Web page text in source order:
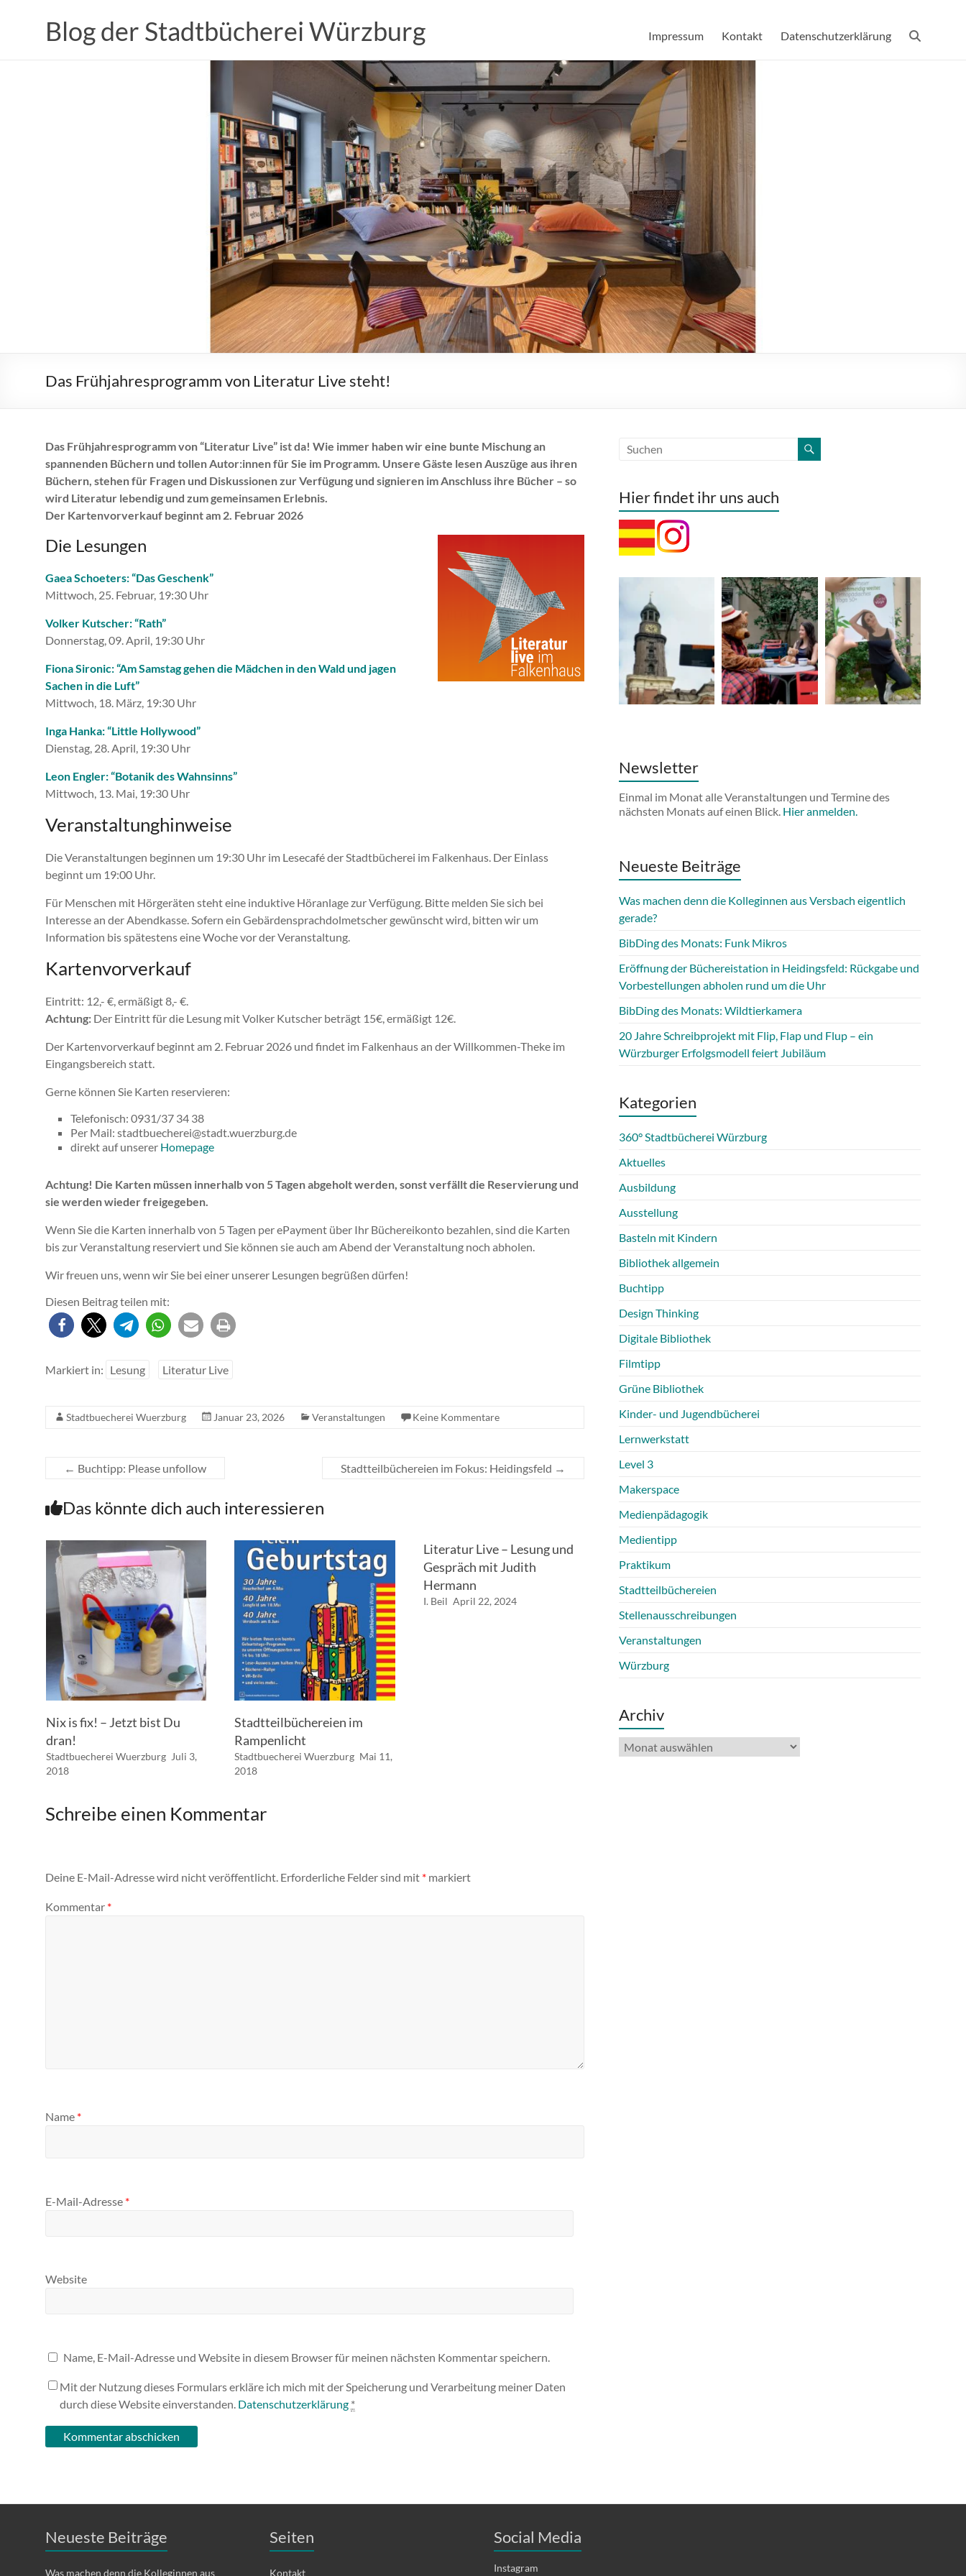
Blog der Stadtbücherei Würzburg Impressum Kontakt Datenschutzerklärung
Das Frühjahresprogramm von Literatur Live steht!
Das Frühjahresprogramm von “Literatur Live” ist da! Wie immer haben wir eine bunte Mischung an
spannenden Büchern und tollen Autor:innen für Sie im Programm. Unsere Gäste lesen Auszüge aus ihren
Büchern, stehen für Fragen und Diskussionen zur Verfügung und signieren im Anschluss ihre Bücher – so
wird Literatur lebendig und zum gemeinsamen Erlebnis.
Der Kartenvorverkauf beginnt am 2. Februar 2026
Die Lesungen
Gaea Schoeters: “Das Geschenk”
Mittwoch, 25. Februar, 19:30 Uhr
Volker Kutscher: “Rath”
Donnerstag, 09. April, 19:30 Uhr
Fiona Sironic: “Am Samstag gehen die Mädchen in den Wald und jagen
Sachen in die Luft”
Mittwoch, 18. März, 19:30 Uhr
Inga Hanka: “Little Hollywood”
Dienstag, 28. April, 19:30 Uhr
Leon Engler: “Botanik des Wahnsinns”
Mittwoch, 13. Mai, 19:30 Uhr
Veranstaltunghinweise
Die Veranstaltungen beginnen um 19:30 Uhr im Lesecafé der Stadtbücherei im Falkenhaus. Der Einlass
beginnt um 19:00 Uhr.
Für Menschen mit Hörgeräten steht eine induktive Höranlage zur Verfügung. Bitte melden Sie sich bei
Interesse an der Abendkasse. Sofern ein Gebärdensprachdolmetscher gewünscht wird, bitten wir um
Information bis spätestens eine Woche vor der Veranstaltung.
Kartenvorverkauf
Eintritt: 12,- €, ermäßigt 8,- €.
Achtung: Der Eintritt für die Lesung mit Volker Kutscher beträgt 15€, ermäßigt 12€.
Der Kartenvorverkauf beginnt am 2. Februar 2026 und findet im Falkenhaus an der Willkommen-Theke im
Eingangsbereich statt.
Gerne können Sie Karten reservieren:
Telefonisch: 0931/37 34 38
Per Mail: stadtbuecherei@stadt.wuerzburg.de
direkt auf unserer Homepage
Achtung! Die Karten müssen innerhalb von 5 Tagen abgeholt werden, sonst verfällt die Reservierung und
sie werden wieder freigegeben.
Wenn Sie die Karten innerhalb von 5 Tagen per ePayment über Ihr Büchereikonto bezahlen, sind die Karten
bis zur Veranstaltung reserviert und Sie können sie auch am Abend der Veranstaltung noch abholen.
Wir freuen uns, wenn wir Sie bei einer unserer Lesungen begrüßen dürfen!
Diesen Beitrag teilen mit:
Markiert in: Lesung Literatur Live
Stadtbuecherei Wuerzburg Januar 23, 2026 Veranstaltungen Keine Kommentare
← Buchtipp: Please unfollow Stadtteilbüchereien im Fokus: Heidingsfeld →
Das könnte dich auch interessieren
Nix is fix! – Jetzt bist Du
dran!
Stadtbuecherei Wuerzburg Juli 3,
2018
Stadtteilbüchereien im
Rampenlicht
Stadtbuecherei Wuerzburg Mai 11,
2018
Literatur Live – Lesung und
Gespräch mit Judith
Hermann
I. Beil April 22, 2024
Schreibe einen Kommentar
Deine E-Mail-Adresse wird nicht veröffentlicht. Erforderliche Felder sind mit * markiert
Kommentar *
Name *
E-Mail-Adresse *
Website
Name, E-Mail-Adresse und Website in diesem Browser für meinen nächsten Kommentar speichern.
Mit der Nutzung dieses Formulars erkläre ich mich mit der Speicherung und Verarbeitung meiner Daten
durch diese Website einverstanden. Datenschutzerklärung *
Hier findet ihr uns auch
Newsletter
Einmal im Monat alle Veranstaltungen und Termine des
nächsten Monats auf einen Blick. Hier anmelden.
Neueste Beiträge
Was machen denn die Kolleginnen aus Versbach eigentlich
gerade?
BibDing des Monats: Funk Mikros
Eröffnung der Büchereistation in Heidingsfeld: Rückgabe und
Vorbestellungen abholen rund um die Uhr
BibDing des Monats: Wildtierkamera
20 Jahre Schreibprojekt mit Flip, Flap und Flup – ein
Würzburger Erfolgsmodell feiert Jubiläum
Kategorien
360° Stadtbücherei Würzburg
Aktuelles
Ausbildung
Ausstellung
Basteln mit Kindern
Bibliothek allgemein
Buchtipp
Design Thinking
Digitale Bibliothek
Filmtipp
Grüne Bibliothek
Kinder- und Jugendbücherei
Lernwerkstatt
Level 3
Makerspace
Medienpädagogik
Medientipp
Praktikum
Stadtteilbüchereien
Stellenausschreibungen
Veranstaltungen
Würzburg
Archiv
Archiv
Neueste Beiträge
Was machen denn die Kolleginnen aus
Seiten
Kontakt
Social Media
Instagram